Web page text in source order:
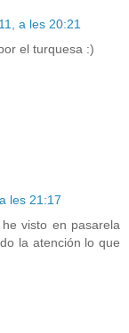
a les 20:21
el turquesa :)
les 21:17
visto en pasarela
la atención lo que